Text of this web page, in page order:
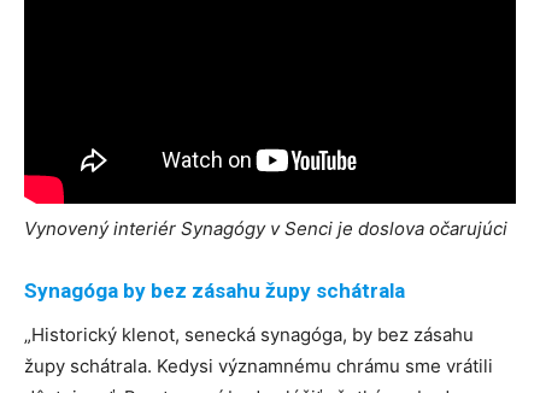
Vynovený interiér Synagógy v Senci je doslova očarujúci
Synagóga by bez zásahu župy schátrala
„Historický klenot, senecká synagóga, by bez zásahu
župy schátrala. Kedysi významnému chrámu sme vrátili